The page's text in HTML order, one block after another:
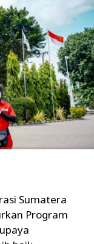
Sumatera
Program